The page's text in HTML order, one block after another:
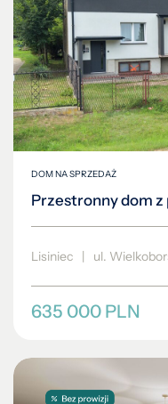
DOM NA SPRZEDAŻ
Przestronny dom z
Lisiniec ul.
635 000 PLN